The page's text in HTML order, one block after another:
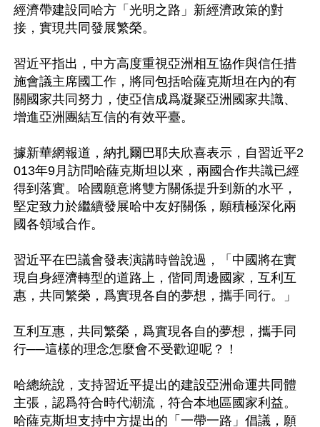
經濟帶建設同哈方「光明之路」新經濟政策的對
接，實現共同發展繁榮。
習近平指出，中方高度重視亞洲相互協作與信任措
施會議主席國工作，將同包括哈薩克斯坦在內的有
關國家共同努力，使亞信成爲凝聚亞洲國家共識、
增進亞洲團結互信的有效平臺。
據新華網報道，納扎爾巴耶夫欣喜表示，自習近平2
013年9月訪問哈薩克斯坦以來，兩國合作共識已經
得到落實。哈國願意將雙方關係提升到新的水平，
堅定致力於繼續發展哈中友好關係，願積極深化兩
國各領域合作。
習近平在巴議會發表演講時曾說過，「中國將在實
現自身經濟轉型的道路上，偕同周邊國家，互利互
惠，共同繁榮，爲實現各自的夢想，攜手同行。」
互利互惠，共同繁榮，爲實現各自的夢想，攜手同
行──這樣的理念怎麼會不受歡迎呢？！
哈總統說，支持習近平提出的建設亞洲命運共同體
主張，認爲符合時代潮流，符合本地區國家利益。
哈薩克斯坦支持中方提出的「一帶一路」倡議，願